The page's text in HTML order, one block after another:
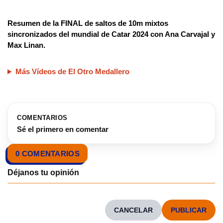
Resumen de la FINAL de saltos de 10m mixtos
sincronizados del mundial de Catar 2024 con Ana Carvajal y
Max Linan.
Más Vídeos de El Otro Medallero
COMENTARIOS
Sé el primero en comentar
0 COMENTARIOS
CANCELAR